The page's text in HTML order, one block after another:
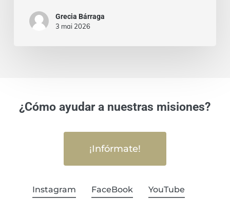
Grecia Bárraga
3 mai 2026
¿Cómo ayudar a nuestras misiones?
¡Infórmate!
Instagram FaceBook YouTube